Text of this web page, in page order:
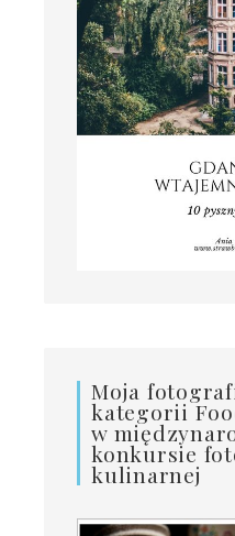
Moja
kategorii
w
konkursie
kulinarnej